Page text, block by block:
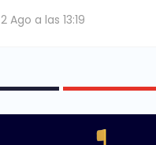
2 Ago a las 13:19